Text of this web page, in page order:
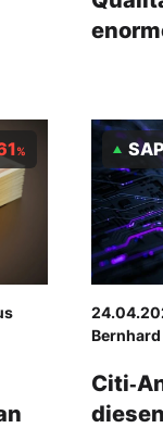
% SAP
Bernhard